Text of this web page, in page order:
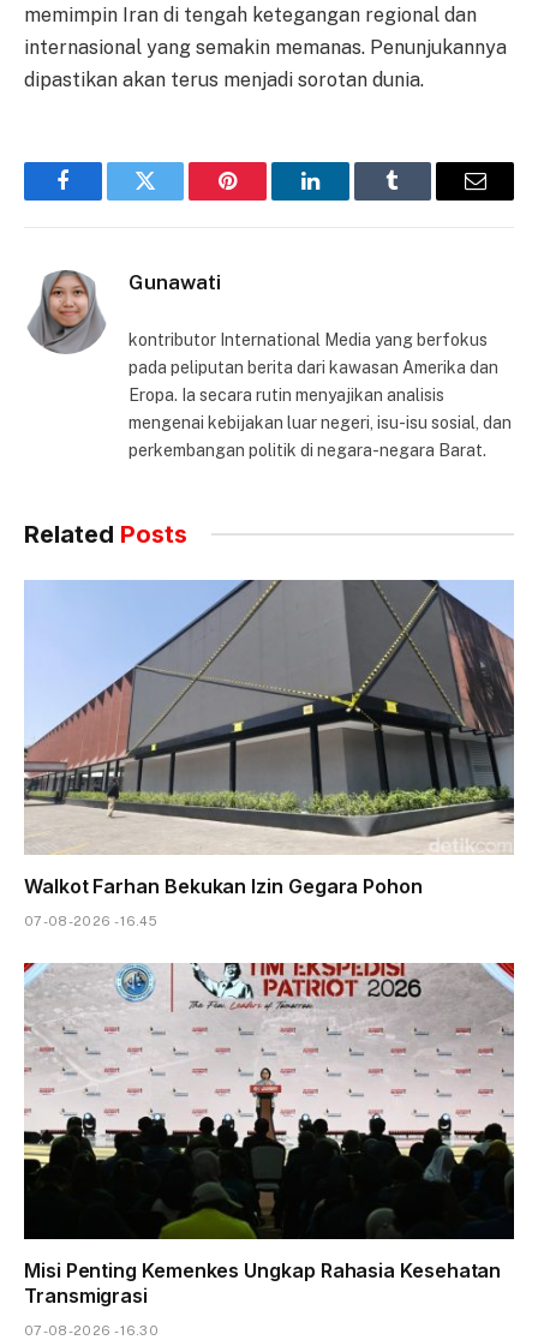
memimpin Iran di tengah ketegangan regional dan
internasional yang semakin memanas. Penunjukannya
dipastikan akan terus menjadi sorotan dunia.
FacebookTwitter Pinterest LinkedInTumblr Email
Gunawati
kontributor International Media yang berfokus
pada peliputan berita dari kawasan Amerika dan
Eropa. Ia secara rutin menyajikan analisis
mengenai kebijakan luar negeri, isu-isu sosial, dan
perkembangan politik di negara-negara Barat.
Related Posts
Walkot Farhan Bekukan Izin Gegara Pohon
07-08-2026 - 16.45
Misi Penting Kemenkes Ungkap Rahasia Kesehatan
Transmigrasi
07-08-2026 - 16.30